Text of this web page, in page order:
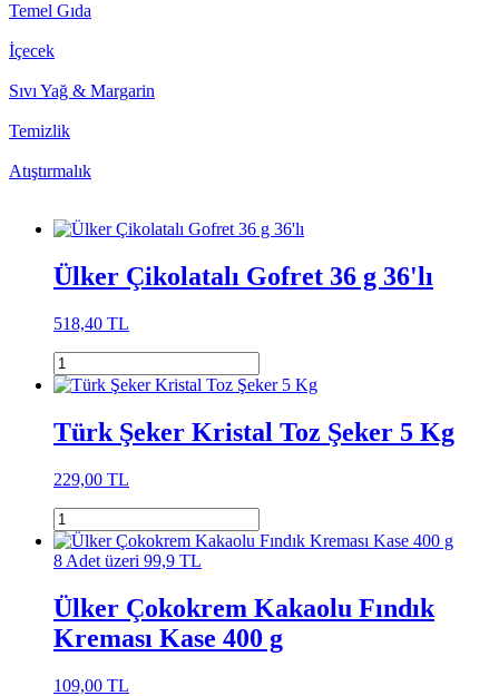
Temel Gıda
İçecek
Sıvı Yağ & Margarin
Temizlik
Atıştırmalık
Ülker Çikolatalı Gofret 36 g 36'lı
518,40 TL
Türk Şeker Kristal Toz Şeker 5 Kg
229,00 TL
8 Adet üzeri 99,9 TL
Ülker Çokokrem Kakaolu Fındık
Kreması Kase 400 g
109,00 TL